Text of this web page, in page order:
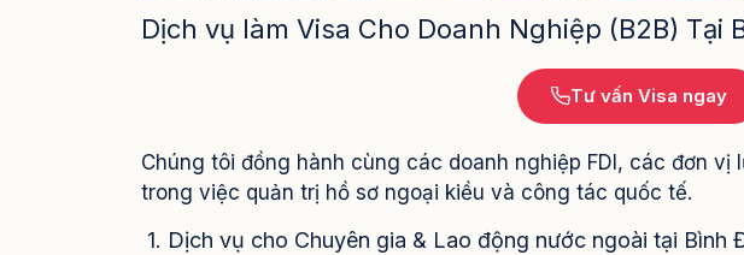
Dịch vụ làm Visa Cho Doanh Nghiệp (B2B) Tại
Tư vấn Visa ngay
Chúng tôi đồng hành cùng các doanh nghiệp FDI, các đơn
trong việc quản trị hồ sơ ngoại kiều và công tác quốc tế.
1. Dịch vụ cho Chuyên gia & Lao động nước ngoài tại Bình